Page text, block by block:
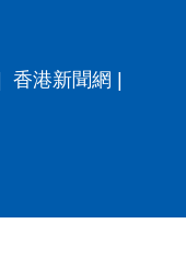
香港新聞網